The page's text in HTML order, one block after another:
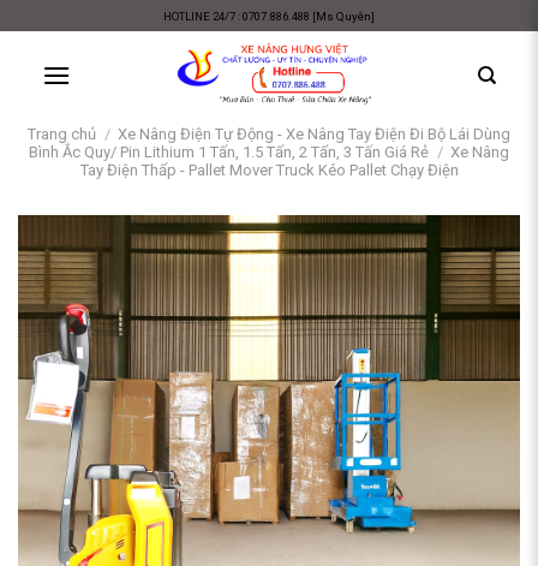
content
HOTLINE 24/7 : 0707.886.488 [Ms Quyên]
Trang chủ / Xe Nâng Điện Tự Động - Xe Nâng Tay Điện Đi Bộ Lái Dùng
Bình Ắc Quy/ Pin Lithium 1 Tấn, 1.5 Tấn, 2 Tấn, 3 Tấn Giá Rẻ / Xe Nâng
Tay Điện Thấp - Pallet Mover Truck Kéo Pallet Chạy Điện